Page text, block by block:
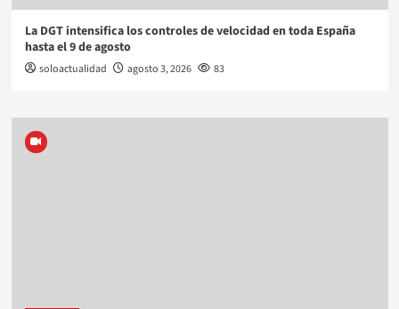
La DGT intensifica los controles de velocidad en toda España
hasta el 9 de agosto
soloactualidad agosto 3, 2026 83